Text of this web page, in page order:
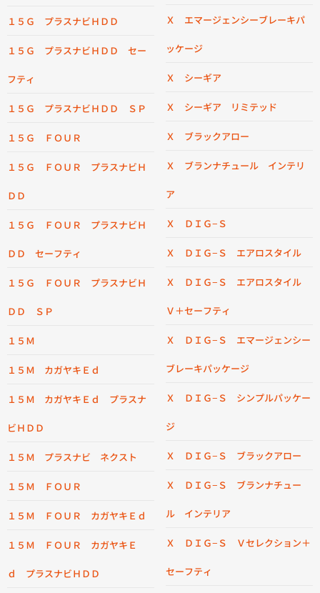
１５Ｇ プラスナビＨＤＤ
１５Ｇ プラスナビＨＤＤ セー
フティ
１５Ｇ プラスナビＨＤＤ ＳＰ
１５Ｇ ＦＯＵＲ
１５Ｇ ＦＯＵＲ プラスナビＨ
ＤＤ
１５Ｇ ＦＯＵＲ プラスナビＨ
ＤＤ セーフティ
１５Ｇ ＦＯＵＲ プラスナビＨ
ＤＤ ＳＰ
１５Ｍ
１５Ｍ カガヤキＥｄ
１５Ｍ カガヤキＥｄ プラスナ
ビＨＤＤ
１５Ｍ プラスナビ ネクスト
１５Ｍ ＦＯＵＲ
１５Ｍ ＦＯＵＲ カガヤキＥｄ
１５Ｍ ＦＯＵＲ カガヤキＥ
ｄ プラスナビＨＤＤ
Ｘ エマージェンシーブレーキパ
ッケージ
Ｘ シーギア
Ｘ シーギア リミテッド
Ｘ ブラックアロー
Ｘ ブランナチュール インテリ
ア
Ｘ ＤＩＧ−Ｓ
Ｘ ＤＩＧ−Ｓ エアロスタイル
Ｘ ＤＩＧ−Ｓ エアロスタイル
Ｖ＋セーフティ
Ｘ ＤＩＧ−Ｓ エマージェンシー
ブレーキパッケージ
Ｘ ＤＩＧ−Ｓ シンプルパッケー
ジ
Ｘ ＤＩＧ−Ｓ ブラックアロー
Ｘ ＤＩＧ−Ｓ ブランナチュー
ル インテリア
Ｘ ＤＩＧ−Ｓ Ｖセレクション＋
セーフティ